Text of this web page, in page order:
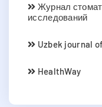
Журнал
исследований
Uzbek journal
HealthWay